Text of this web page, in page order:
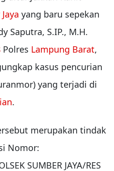
yang baru sepekan
Saputra, S.IP., M.H.
Polres Lampung Barat,
kasus pencurian
yang terjadi di
.
merupakan tindak
Nomor:
SUMBER JAYA/RES